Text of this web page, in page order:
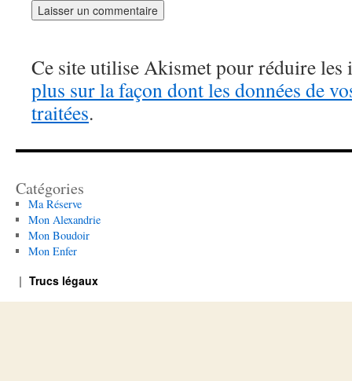
Ce site utilise Akismet pour réduire les
plus sur la façon dont les données de
traitées.
Catégories
Ma Réserve
Mon Alexandrie
Mon Boudoir
Mon Enfer
Trucs légaux